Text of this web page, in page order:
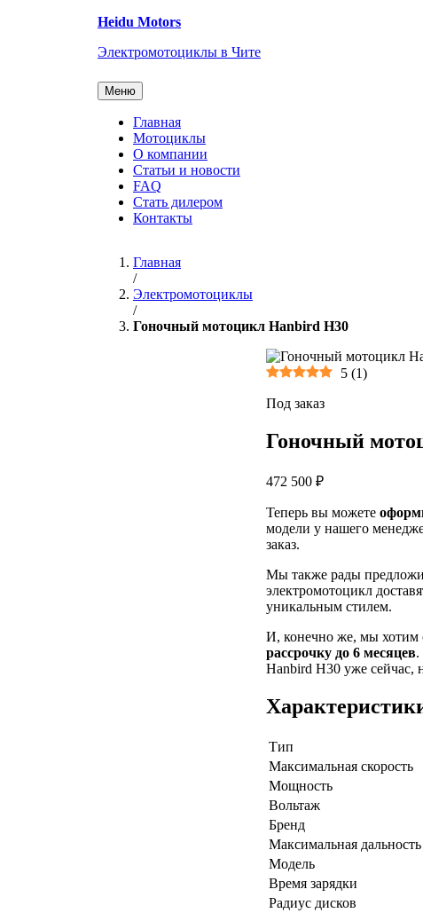
Heidu Motors
Электромотоциклы в Чите
Меню
Главная
Мотоциклы
О компании
Статьи и новости
FAQ
Стать дилером
Контакты
Главная
/
Электромотоциклы
/
Гоночный мотоцикл Hanbird H30
5 (1)
Под заказ
Гоночный
472 500 ₽
Теперь вы можете
модели у нашего
заказ.
Мы также рады
электромотоцикл
уникальным стилем.
И, конечно же, мы хотим
рассрочку до 6 месяцев.
Hanbird H30 уже сейчас,
Тип
Максимальная скорость
Мощность
Вольтаж
Бренд
Максимальная дальность
Модель
Время зарядки
Радиус дисков